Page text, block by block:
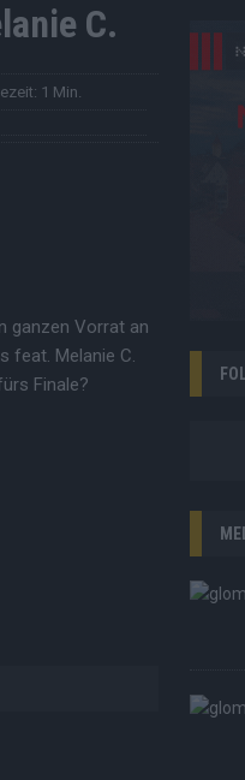
C.
1 Min.
ganzen Vorrat an
feat. Melanie C.
Finale?